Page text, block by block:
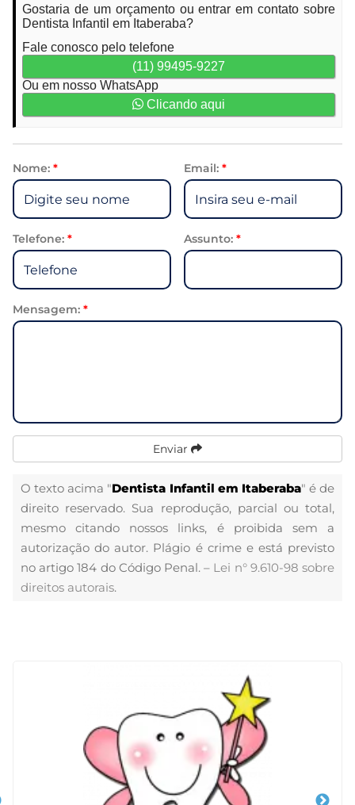
Gostaria de um orçamento ou entrar em contato sobre
Dentista Infantil em Itaberaba?
Fale conosco pelo telefone
(11) 99495-9227
Ou em nosso WhatsApp
Clicando aqui
Nome: * Email: *
Telefone: * Assunto: *
Mensagem: *
Enviar
O texto acima "Dentista Infantil em Itaberaba" é de
direito reservado. Sua reprodução, parcial ou total,
mesmo citando nossos links, é proibida sem a
autorização do autor. Plágio é crime e está previsto
no artigo 184 do Código Penal. – Lei n° 9.610-98 sobre
direitos autorais.